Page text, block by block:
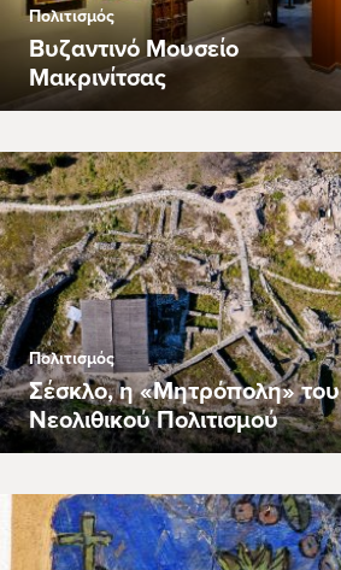
Πολιτισμός
Βυζαντινό Μουσείο
Μακρινίτσας
Πολιτισμός
Σέσκλο, η «Μητρόπολη» του
Νεολιθικού Πολιτισμού